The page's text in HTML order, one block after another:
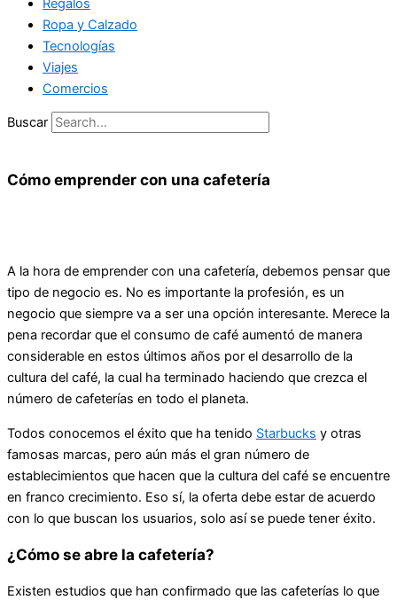
Regalos
Ropa y Calzado
Tecnologías
Viajes
Comercios
Buscar
Cómo emprender con una cafetería
A la hora de emprender con una cafetería, debemos pensar que
tipo de negocio es. No es importante la profesión, es un
negocio que siempre va a ser una opción interesante. Merece la
pena recordar que el consumo de café aumentó de manera
considerable en estos últimos años por el desarrollo de la
cultura del café, la cual ha terminado haciendo que crezca el
número de cafeterías en todo el planeta.
Todos conocemos el éxito que ha tenido Starbucks y otras
famosas marcas, pero aún más el gran número de
establecimientos que hacen que la cultura del café se encuentre
en franco crecimiento. Eso sí, la oferta debe estar de acuerdo
con lo que buscan los usuarios, solo así se puede tener éxito.
¿Cómo se abre la cafetería?
Existen estudios que han confirmado que las cafeterías lo que